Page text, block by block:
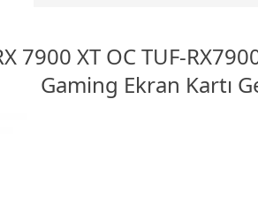
7900 XT OC TUF-
Gaming Ekran Kartı